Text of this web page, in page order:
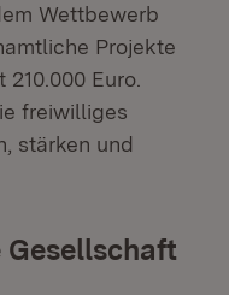
Wettbewerb
Projekte
Euro.
freiwilliges
stärken und
Gesellschaft